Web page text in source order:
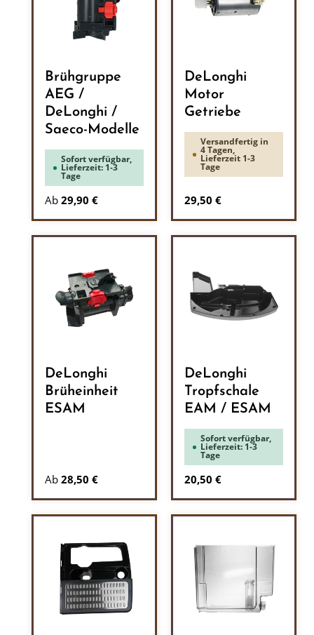
Brühgruppe
AEG /
DeLonghi /
Saeco-Modelle
Sofort verfügbar,
Lieferzeit: 1-3
Tage
Ab 29,90 €
DeLonghi
Motor
Getriebe
Versandfertig in
4 Tagen,
Lieferzeit 1-3
Tage
Regulärer Preis:
29,50 €
DeLonghi
Brüheinheit
ESAM
Ab 28,50 €
DeLonghi
Tropfschale
EAM / ESAM
Sofort verfügbar,
Lieferzeit: 1-3
Tage
Regulärer Preis:
20,50 €